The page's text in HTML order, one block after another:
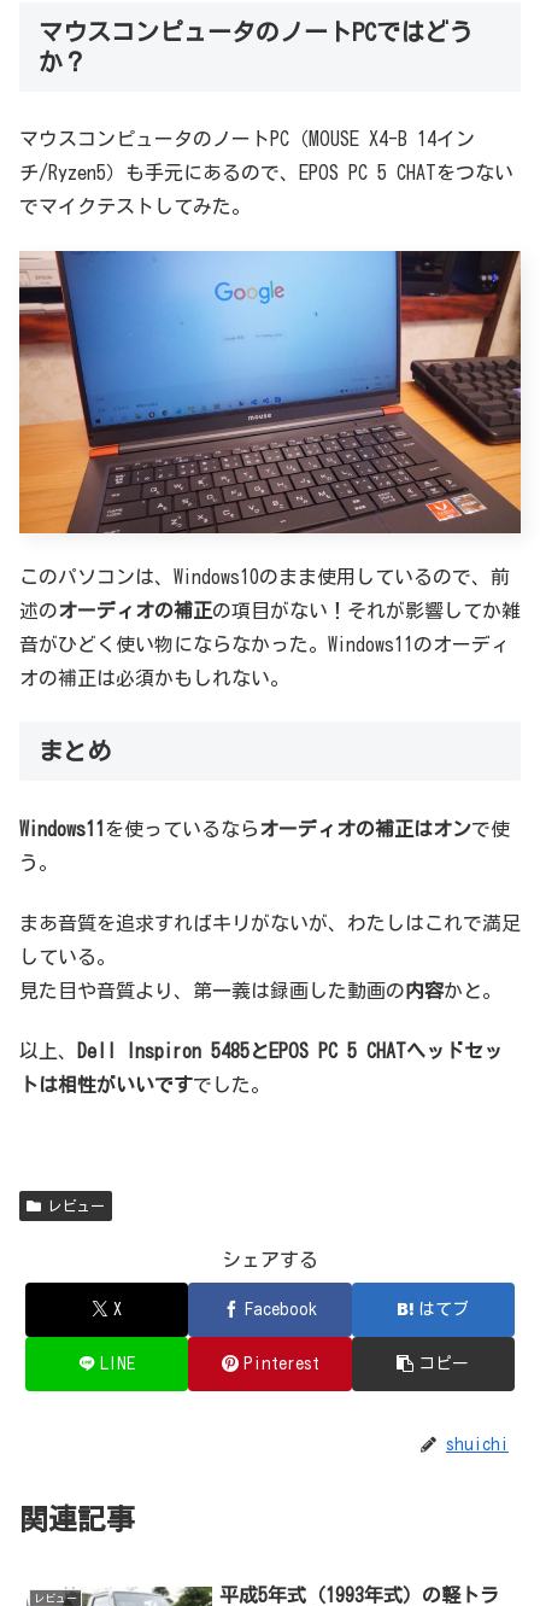
マウスコンピュータのノートPCではどう
か？
マウスコンピュータのノートPC（MOUSE X4-B 14イン
チ/Ryzen5）も手元にあるので、EPOS PC 5 CHATをつない
でマイクテストしてみた。
このパソコンは、Windows10のまま使用しているので、前
述のオーディオの補正の項目がない！それが影響してか雑
音がひどく使い物にならなかった。Windows11のオーディ
オの補正は必須かもしれない。
まとめ
Windows11 を使っているならオーディオの補正はオンで使
う。
まあ音質を追求すればキリがないが、わたしはこれで満足
している。
見た目や音質より、第一義は録画した動画の内容かと。
以上、
Dell Inspiron 5485とEPOS PC 5 CHATヘッドセッ
トは相性がいいですでした。
レビュー
シェアする
X Facebook はてブ
LINE Pinterest コピー
shuichi
関連記事
レビュー
平成5年式（1993年式）の軽トラ